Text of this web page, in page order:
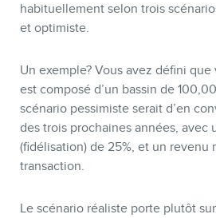
habituellement selon trois
et optimiste.
Un exemple? Vous avez défini
est composé d’un bassin de
scénario pessimiste serait d’en
des trois prochaines années, avec
(fidélisation) de 25%, et un revenu
transaction.
Le scénario réaliste porte plutôt